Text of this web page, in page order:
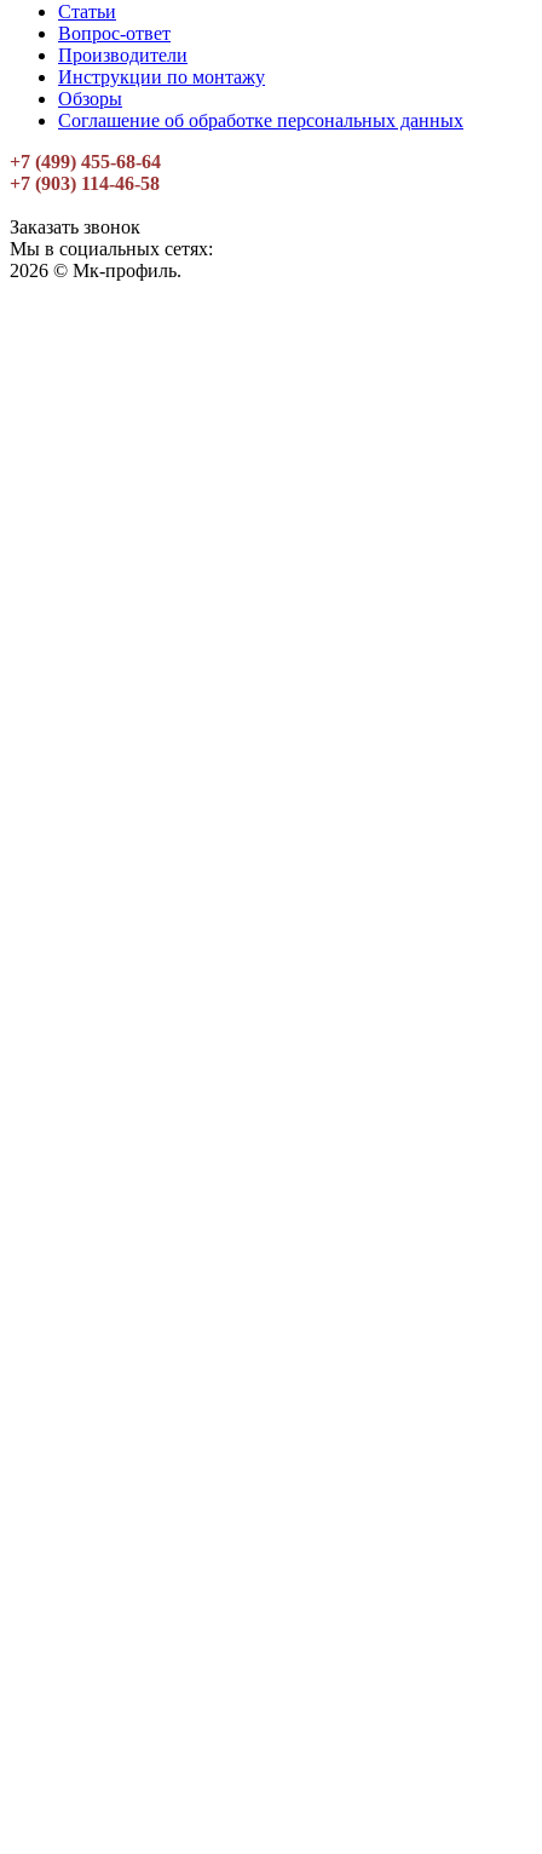
Статьи
Вопрос-ответ
Производители
Инструкции по монтажу
Обзоры
Соглашение об обработке персональных данных
+7 (499) 455-68-64
+7 (903) 114-46-58
Заказать звонок
Мы в социальных сетях:
2026 © Мк-профиль.